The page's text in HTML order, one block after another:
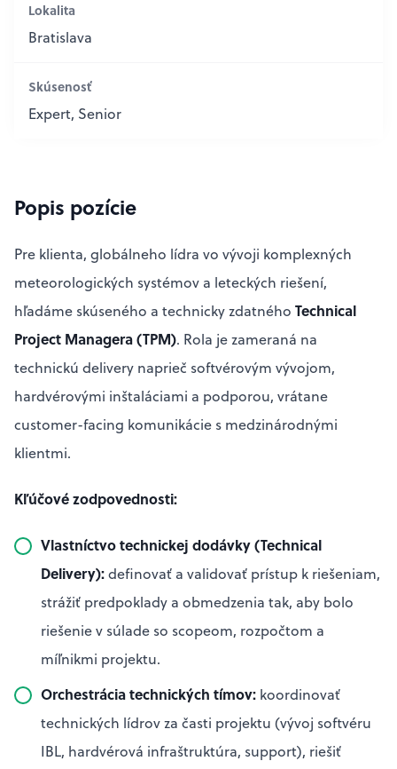
Lokalita
Bratislava
Skúsenosť
Expert, Senior
Popis pozície
Pre klienta, globálneho lídra vo vývoji komplexných
meteorologických systémov a leteckých riešení,
hľadáme skúseného a technicky zdatného Technical
Project Managera (TPM). Rola je zameraná na
technickú delivery naprieč softvérovým vývojom,
hardvérovými inštaláciami a podporou, vrátane
customer-facing komunikácie s medzinárodnými
klientmi.
Kľúčové zodpovednosti:
Vlastníctvo technickej dodávky (Technical
Delivery):definovať a validovať prístup k riešeniam,
strážiť predpoklady a obmedzenia tak, aby bolo
riešenie v súlade so scopeom, rozpočtom a
míľnikmi projektu.
Orchestrácia technických tímov: koordinovať
technických lídrov za časti projektu (vývoj softvéru
IBL, hardvérová infraštruktúra, support), riešiť